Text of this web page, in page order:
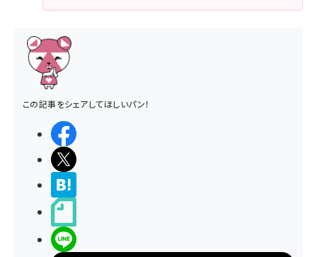
この記事をシェアしてほしいパン！